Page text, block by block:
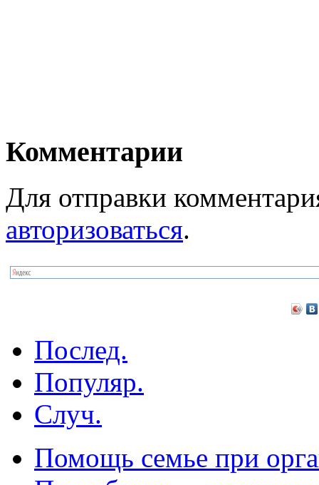
Комментарии
Для отправки
авторизоваться.
Послед.
Популяр.
Случ.
Помощь семье при